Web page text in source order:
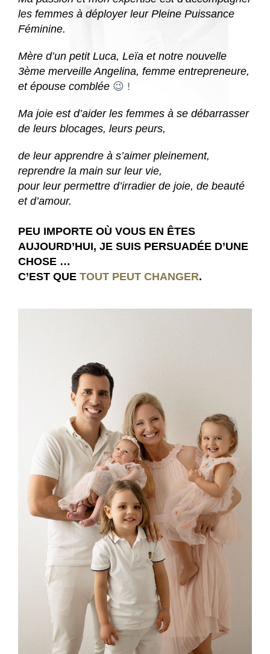
les femmes à déployer leur Pleine Puissance
Féminine.
Mère d’un petit Luca, Leïa et notre nouvelle
3ème merveille Angelina, femme entrepreneure,
et épouse comblée 😉 !
Ma joie est d’aider les femmes à se débarrasser
de leurs blocages, leurs peurs,
de leur apprendre à s’aimer pleinement,
reprendre la main sur leur vie,
pour leur permettre d’irradier de joie, de beauté
et d’amour.
PEU IMPORTE OÙ VOUS EN ÊTES
AUJOURD’HUI, JE SUIS PERSUADÉE D’UNE
CHOSE …
C’EST QUE TOUT PEUT CHANGER.